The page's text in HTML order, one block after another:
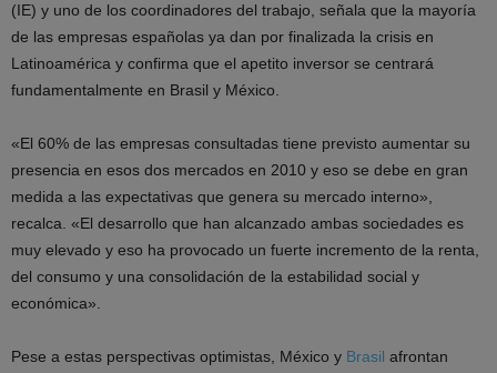
(IE) y uno de los coordinadores del trabajo, señala que la mayoría
de las empresas españolas ya dan por finalizada la crisis en
Latinoamérica y confirma que el apetito inversor se centrará
fundamentalmente en Brasil y México.
«El 60% de las empresas consultadas tiene previsto aumentar su
presencia en esos dos mercados en 2010 y eso se debe en gran
medida a las expectativas que genera su mercado interno»,
recalca. «El desarrollo que han alcanzado ambas sociedades es
muy elevado y eso ha provocado un fuerte incremento de la renta,
del consumo y una consolidación de la estabilidad social y
económica».
Pese a estas perspectivas optimistas, México y Brasil afrontan